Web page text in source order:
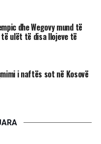
pa kulm mbi kokë është
pa ushqime, ilaçe e
jetë.
u vra Jeton
pasojë e granatimeve u
dhe Wegovy mund të
ulët të disa llojeve të
i naftës sot në Kosovë